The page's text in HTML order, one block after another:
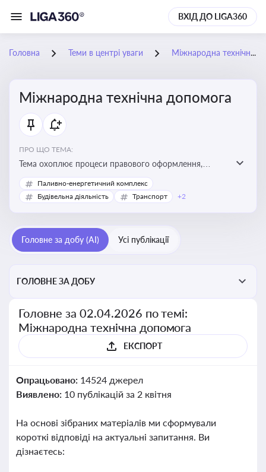
ВХІД ДО LIGA360
Головна Теми в центрі уваги Міжнародна технічна допомога
Міжнародна технічна допомога
ПРО ЩО ТЕМА:
Тема охоплює процеси правового оформлення,
адміністрування і контролю технічної допомоги, що
надається Україні з-за кордону, і є критично
Паливно-енергетичний комплекс
Будівельна діяльність
Транспорт +2
Головне за добу (AI) Усі публікації
ГОЛОВНЕ ЗА ДОБУ
Головне за 02.04.2026 по темі:
Міжнародна технічна допомога
ЕКСПОРТ
Опрацьовано: 14524 джерел
Виявлено: 10 публікацій за 2 квітня
На основі зібраних матеріалів ми сформували
короткі відповіді на актуальні запитання. Ви
дізнаєтесь: